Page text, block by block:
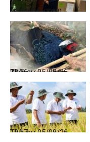
Nhịp sống 24h
06/08/26, 00:00
Thời sự
05/08/26, 23:56
Thời sự
05/08/26, 19:17